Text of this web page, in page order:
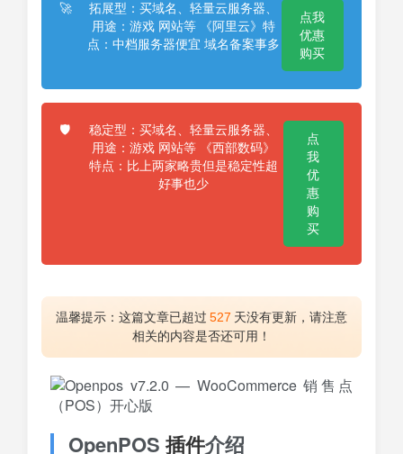
🚀
拓展型：买域名、轻量云服务器、
用途：游戏 网站等 《阿里云》特
点：中档服务器便宜 域名备案事多
点我
优惠
购买
🛡️
稳定型：买域名、轻量云服务器、
用途：游戏 网站等 《西部数码》
特点：比上两家略贵但是稳定性超
好事也少
点
我
优
惠
购
买
温馨提示：这篇文章已超过 527 天没有更新，请注意
相关的内容是否还可用！
OpenPOS 插件介绍